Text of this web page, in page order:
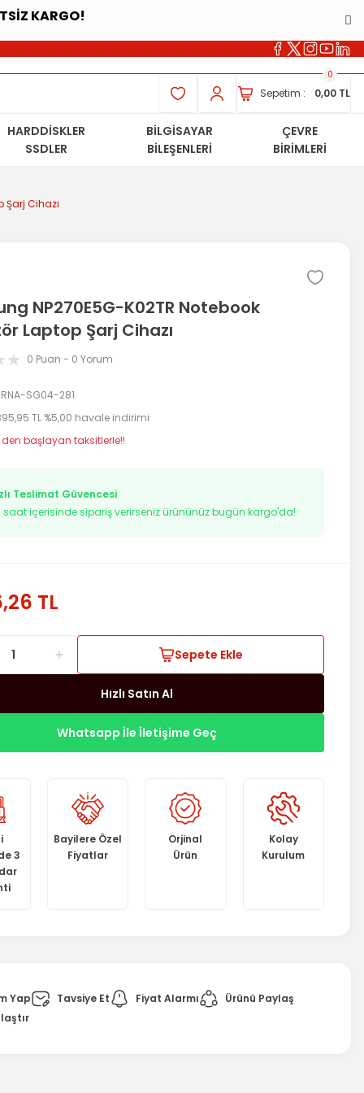
KARGO!
Sepetim : 0,00 TL
0
HARDDİSKLER
SSDLER
BİLGİSAYAR
BİLEŞENLERİ
ÇEVRE
BİRİMLERİ
Şarj Cihazı
NP270E5G-K02TR Notebook
Laptop Şarj Cihazı
0 Puan - 0 Yorum
RNA-SG04-281
TL %5,00 havale indirimi
den başlayan taksitlerle!!
Teslimat Güvencesi
saat içerisinde sipariş verirseniz ürününüz bugün kargo'da!
TL
Sepete Ekle
Hızlı Satın Al
Whatsapp İle İletişime Geç
3
Bayilere Özel
Fiyatlar
Orjinal
Ürün
Kolay
Kurulum
Yap Tavsiye Et Fiyat Alarmı
Ürünü Paylaş